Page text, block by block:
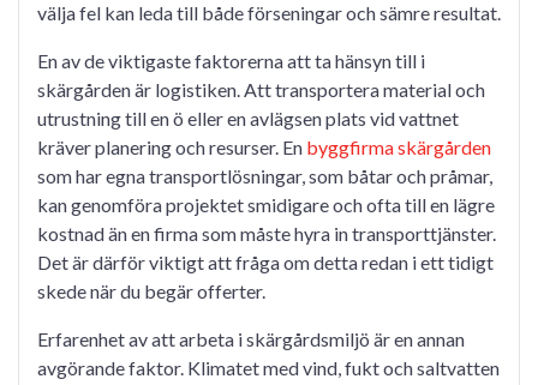
välja fel kan leda till både förseningar och sämre resultat.
En av de viktigaste faktorerna att ta hänsyn till i
skärgården är logistiken. Att transportera material och
utrustning till en ö eller en avlägsen plats vid vattnet
kräver planering och resurser. En byggfirma skärgården
som har egna transportlösningar, som båtar och pråmar,
kan genomföra projektet smidigare och ofta till en lägre
kostnad än en firma som måste hyra in transporttjänster.
Det är därför viktigt att fråga om detta redan i ett tidigt
skede när du begär offerter.
Erfarenhet av att arbeta i skärgårdsmiljö är en annan
avgörande faktor. Klimatet med vind, fukt och saltvatten